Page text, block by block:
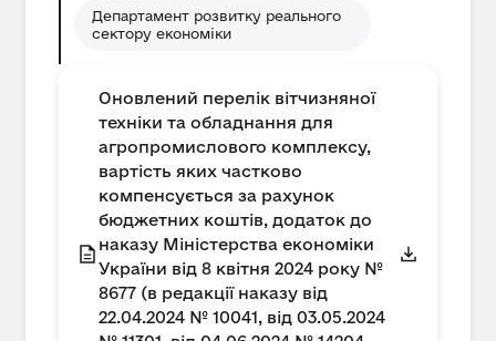
Департамент розвитку реального
сектору економіки
Оновлений перелік вітчизняної
техніки та обладнання для
агропромислового комплексу,
вартість яких частково
компенсується за рахунок
бюджетних коштів, додаток до
наказу Міністерства економіки
України від 8 квітня 2024 року №
8677 (в редакції наказу від
22.04.2024 № 10041, від 03.05.2024